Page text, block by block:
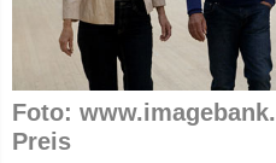
Foto:
Preis